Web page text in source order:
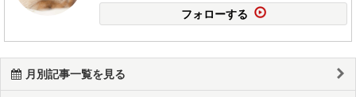
フォローする
月別記事一覧を見る